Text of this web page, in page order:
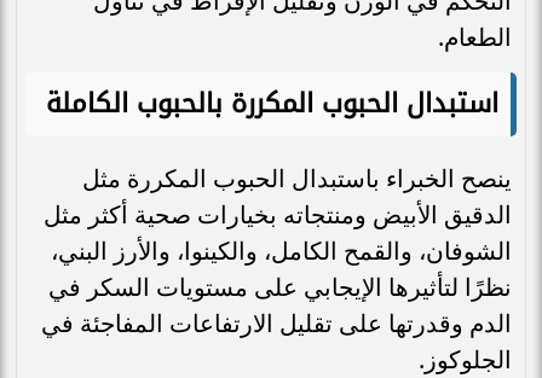
الطعام.
استبدال الحبوب المكررة بالحبوب الكاملة
ينصح الخبراء باستبدال الحبوب المكررة مثل
الدقيق الأبيض ومنتجاته بخيارات صحية أكثر مثل
الشوفان، والقمح الكامل، والكينوا، والأرز البني،
نظرًا لتأثيرها الإيجابي على مستويات السكر في
الدم وقدرتها على تقليل الارتفاعات المفاجئة في
الجلوكوز.